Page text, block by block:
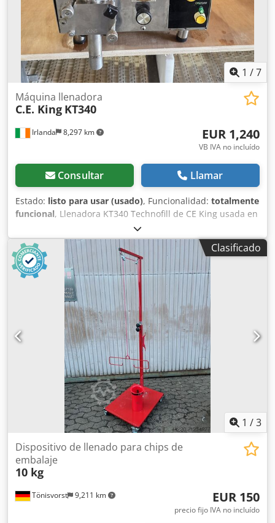
1 /7
Irlanda 8,297 km
Máquina llenadora
C.E. King KT340
EUR 1,240
VB IVA no incluído
Consultar Llamar
Estado: listo para usar (usado), Funcionalidad: totalmente
funcional, Llenadora KT340 Technofill de CE King usada en
buen estado – llenadora de líquidos con bomba de
engranajes. Lista para envío internacional. Dedpfjw R Dk
Tox Afpsck Vídeos y más fotos disponibles por WhatsApp.
Podemos ayudar con el envío y la documentación de
exportación.
Clasificado
1 /3
Tönisvorst 9,211 km
Dispositivo de llenado para chips de
embalaje
10 kg
EUR 150
precio fijo IVA no incluído